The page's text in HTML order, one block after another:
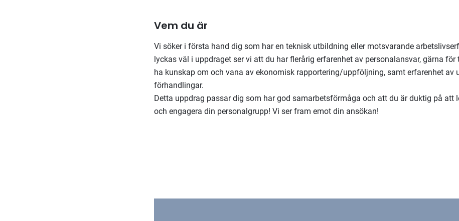
Vem du är
Vi söker i första hand dig som har en teknisk utbildning eller motsvarande
lyckas väl i uppdraget ser vi att du har flerårig erfarenhet av personalansvar, gärna för
ha kunskap om och vana av ekonomisk rapportering/uppföljning, samt erfarenhet av
förhandlingar.
Detta uppdrag passar dig som har god samarbetsförmåga och att du är duktig på att
och engagera din personalgrupp! Vi ser fram emot din ansökan!